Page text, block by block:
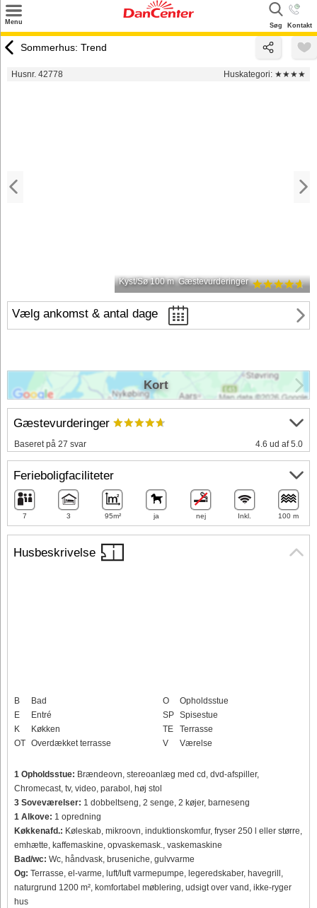
Menu Søg Kontakt
Tilbud
Sommerhus: Trend
Husnr. 42778 Huskategori: ★★★★
Kyst/Sø 100 m Gæstevurderinger
Vælg ankomst & antal dage
Husbeskrivelse
B
Bad
E
Entré
K
Køkken
OT Overdækket terrasse
O
Opholdsstue
SP Spisestue
TE
Terrasse
V
Værelse
1 Opholdsstue: Brændeovn, stereoanlæg med cd, dvd-afspiller,
Chromecast, tv, video, parabol, høj stol
3 Soveværelser: 1 dobbeltseng, 2 senge, 2 køjer, barneseng
1 Alkove: 1 opredning
Køkkenafd.: Køleskab, mikroovn, induktionskomfur, fryser 250 l eller større,
emhætte, kaffemaskine, opvaskemask., vaskemaskine
Bad/wc: Wc, håndvask, bruseniche, gulvvarme
Og: Terrasse, el-varme, luft/luft varmepumpe, legeredskaber, havegrill,
naturgrund 1200 m², komfortabel møblering, udsigt over vand, ikke-ryger
hus
Gæstevurderinger
Baseret på 27 svar 4.6 ud af 5.0
Ferieboligfaciliteter
7 3 95m² ja nej Inkl. 100 m
Kort